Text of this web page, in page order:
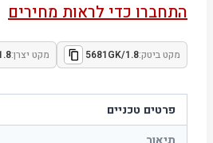
התחברו כדי לראות מחירים
מקט ביטק:5681GK/1.8 מקט יצרן:
פרטים טכניים